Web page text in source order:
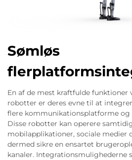
Sømløs
En af de mest kraftfulde funktioner
robotter er deres evne til at
flere kommunikationsplatforme
Disse robotter kan operere
mobilapplikationer, sociale medier
dermed sikre en ensartet
kanaler. Integrationsmulighederne